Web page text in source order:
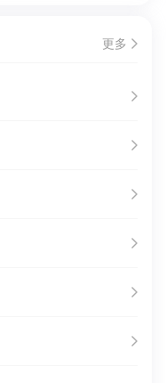
更多